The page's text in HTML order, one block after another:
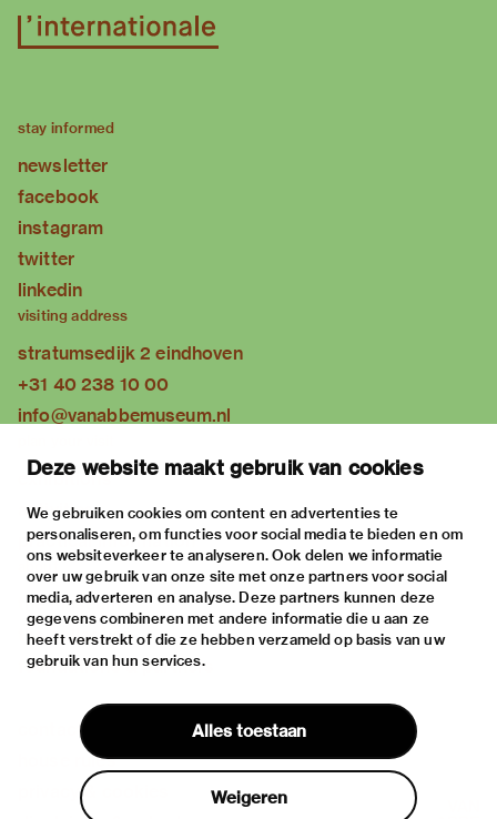
Deze website maakt gebruik van cookies
We gebruiken cookies om content en advertenties te
personaliseren, om functies voor social media te bieden en om
ons websiteverkeer te analyseren. Ook delen we informatie
over uw gebruik van onze site met onze partners voor social
media, adverteren en analyse. Deze partners kunnen deze
gegevens combineren met andere informatie die u aan ze
heeft verstrekt of die ze hebben verzameld op basis van uw
gebruik van hun services.
Alles toestaan
Weigeren
stay informed
newsletter
facebook
instagram
twitter
linkedin
visiting address
stratumsedijk 2 eindhoven
+31 40 238 10 00
info@vanabbemuseum.nl
exhibitions
activities
practical information
about
the museum
the collection
foundations & partners
contact
house rules
privacy & cookies